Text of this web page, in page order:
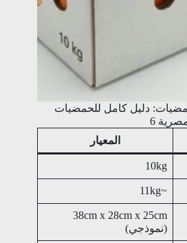
دليل كامل للحمضيات
6
المعيار
10kg
~11kg
38cm x 28cm x 25cm
(نموذجي)